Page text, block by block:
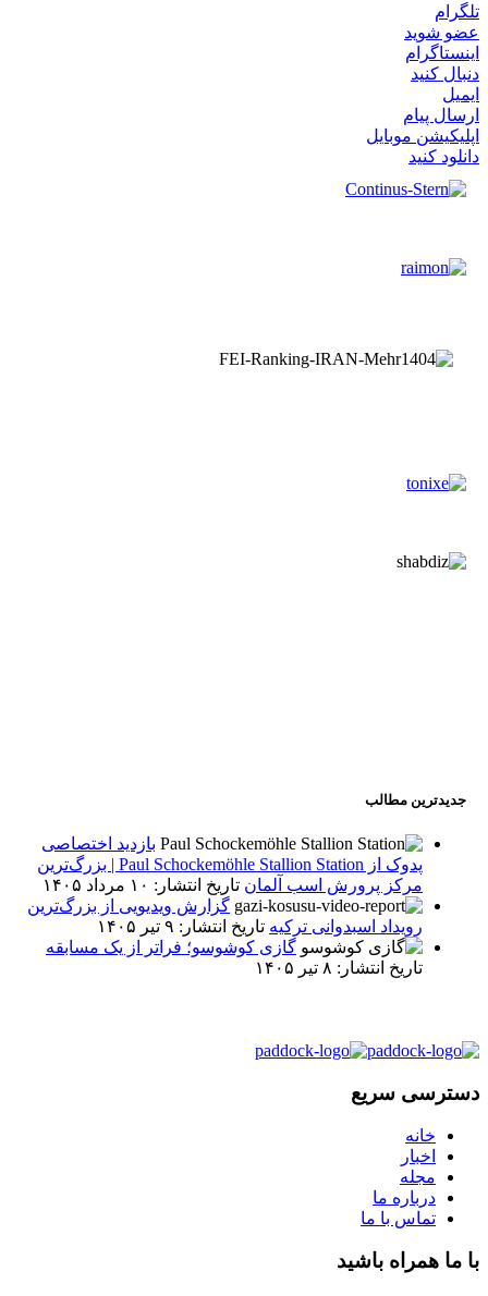
تلگرام
عضو شوید
اینستاگرام
دنبال کنید
ایمیل
ارسال پیام
اپلیکیشن موبایل
دانلود کنید
جدیدترین مطالب
بازدید اختصاصی
پدوک از Paul Schockemöhle Stallion Station | بزرگ‌ترین
مرکز پرورش اسب آلمان تاریخ انتشار: ۱۰ مرداد ۱۴۰۵
گزارش ویدیویی از بزرگ‌ترین
رویداد اسبدوانی ترکیه تاریخ انتشار: ۹ تیر ۱۴۰۵
گازی کوشوسو؛ فراتر از یک مسابقه
تاریخ انتشار: ۸ تیر ۱۴۰۵
دسترسی سریع
خانه
اخبار
مجله
درباره ما
تماس با ما
با ما همراه باشید